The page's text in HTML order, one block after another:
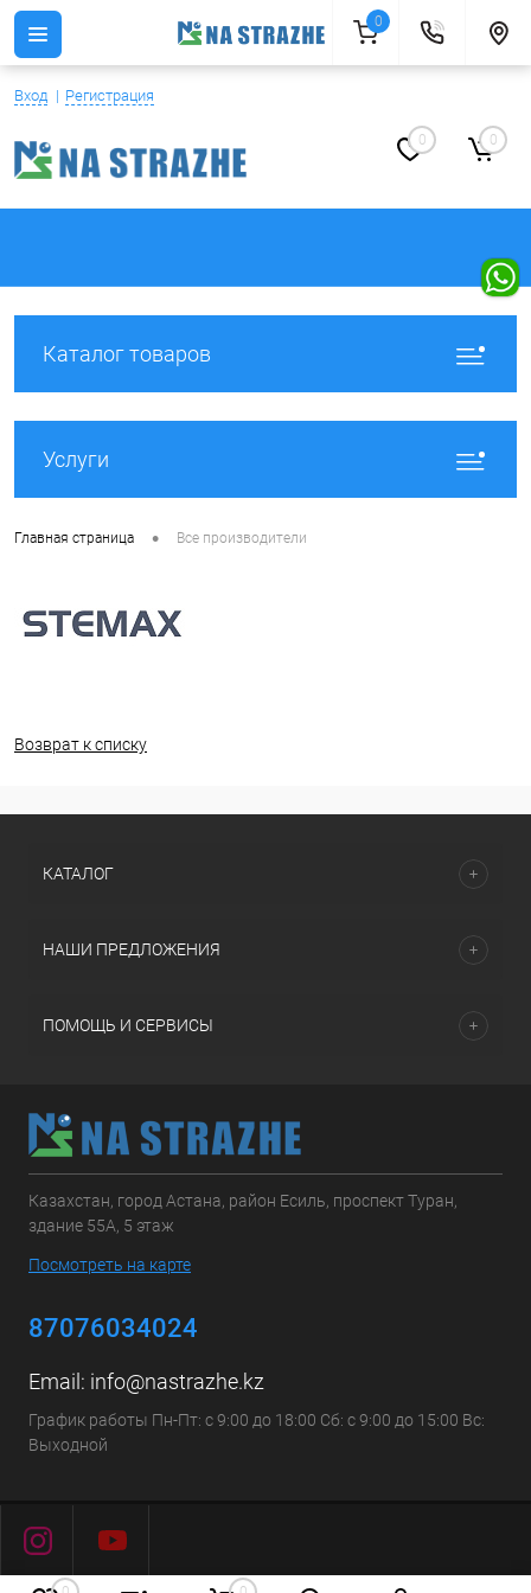
Вход Регистрация
0 0
Каталог товаров
Услуги
Главная страница • Все производители
Возврат к списку
КАТАЛОГ
НАШИ ПРЕДЛОЖЕНИЯ
ПОМОЩЬ И СЕРВИСЫ
Казахстан, город Астана, район Есиль, проспект Туран,
здание 55А, 5 этаж
Посмотреть на карте
87076034024
Email: info@nastrazhe.kz
График работы Пн-Пт: с 9:00 до 18:00 Сб: с 9:00 до 15:00 Вс:
Выходной
0